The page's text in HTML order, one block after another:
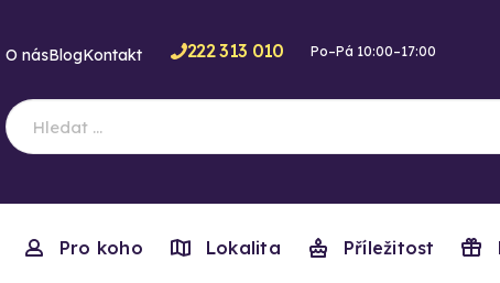
O násBlogKontakt 222 313 010 Po–Pá 10:00–17:00
Pro koho Lokalita Příležitost